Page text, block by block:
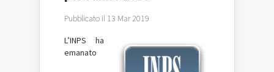
Pubblicato il 13 Mar 2019
L’INPS ha
emanato